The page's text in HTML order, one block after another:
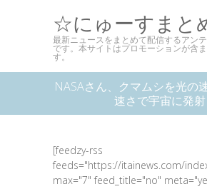
☆にゅーすまと
最新ニュースをまとめて配信するアン
です。本サイトはプロモーションが含
す。
NASAさん、クマムシを光の
速さで宇宙に発射
[feedzy-rss
feeds="https://itainews.com/
max="7" feed_title="no"